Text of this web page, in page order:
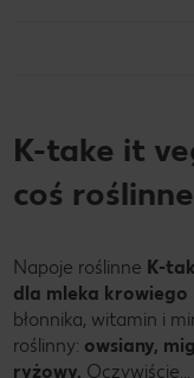
K-take it
coś
Napoje roślinne K-
dla mleka krowiego
błonnika, witamin i
roślinny: owsiany,
ryżowy.